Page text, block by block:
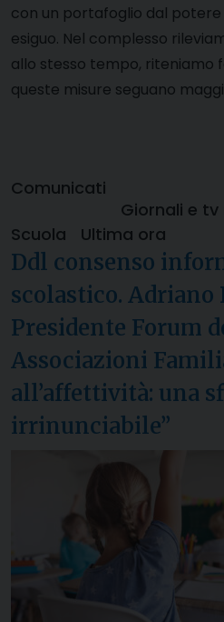
con un portafoglio dal potere
esiguo. Nel complesso
allo stesso tempo, riteniamo
queste misure seguano
Comunicati
Giornali e
Scuola
Ultima ora
Ddl consenso
scolastico. Adriano
Presidente Forum
Associazioni
all’affettività: una
irrinunciabile”